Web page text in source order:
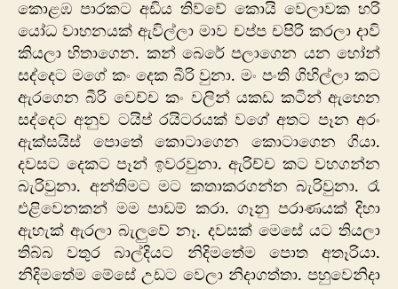
කොළඹ පාරකට අඩිය තිව්වේ කොයි වෙලාවක හරි
යෝධ වාහනයක් ඇවිල්ලා මාව චප්ප චපිරි කරලා දාවි
කියලා හිතාගෙන. කන් බෙරේ පලාගෙන යන හෝන්
සද්දෙට මගේ කං දෙක බීරි වුනා. මං පංති ගිහිල්ලා කට
ඇරගෙන බීරි වෙච්ච කං වලින් යකඩ කටින් ඇහෙන
සද්දෙට අනුව ටයිප් රයිටරයක් වගේ අතට පෑන අරං
ඇක්සයිස් පොතේ කොටාගෙන කොටාගෙන ගියා.
දවසට දෙකට පෑන් ඉවරවුනා. ඇරිච්ච කට වහගන්න
බැරිවුනා. අන්තිමට මට කතාකරගන්න බැරිවුනා. රෑ
එළිවෙනකන් මම පාඩම් කරා. ගෑනු පරාණයක් දිහා
ඇහැක් ඇරලා බැලුවේ නෑ. දවසක් මෙසේ යට තියලා
තිබ්බ වතුර බාල්දියට නිදිමතේම පොත අතෑරියා.
නිදිමතේම මේසේ උඩට වෙලා නිදාගත්තා. පහුවෙනිදා